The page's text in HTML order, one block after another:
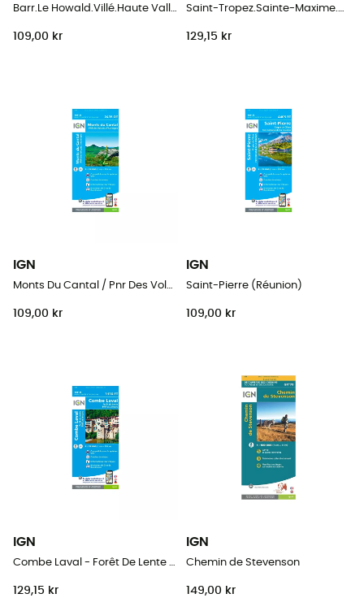
Barr.Le Howald.Villé.Haute Vallée De La Bruche
109,00 kr
Saint-Tropez.Sainte-Maxime.Massif Des Maures
129,15 kr
IGN
109,00 kr
IGN
Saint-Pierre (Réunion)
109,00 kr
IGN
129,15 kr
IGN
Chemin de Stevenson
149,00 kr